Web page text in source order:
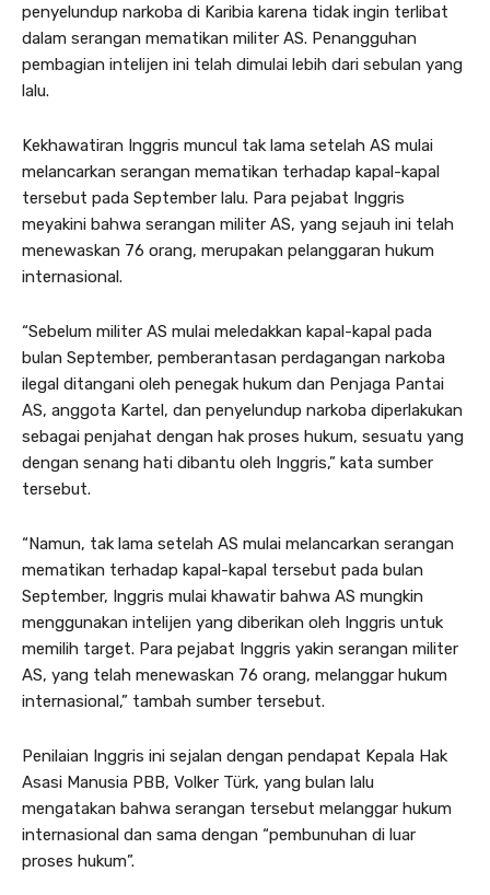
penyelundup narkoba di Karibia karena tidak ingin terlibat
dalam serangan mematikan militer AS. Penangguhan
pembagian intelijen ini telah dimulai lebih dari sebulan yang
lalu.
Kekhawatiran Inggris muncul tak lama setelah AS mulai
melancarkan serangan mematikan terhadap kapal-kapal
tersebut pada September lalu. Para pejabat Inggris
meyakini bahwa serangan militer AS, yang sejauh ini telah
menewaskan 76 orang, merupakan pelanggaran hukum
internasional.
“Sebelum militer AS mulai meledakkan kapal-kapal pada
bulan September, pemberantasan perdagangan narkoba
ilegal ditangani oleh penegak hukum dan Penjaga Pantai
AS, anggota Kartel, dan penyelundup narkoba diperlakukan
sebagai penjahat dengan hak proses hukum, sesuatu yang
dengan senang hati dibantu oleh Inggris,” kata sumber
tersebut.
“Namun, tak lama setelah AS mulai melancarkan serangan
mematikan terhadap kapal-kapal tersebut pada bulan
September, Inggris mulai khawatir bahwa AS mungkin
menggunakan intelijen yang diberikan oleh Inggris untuk
memilih target. Para pejabat Inggris yakin serangan militer
AS, yang telah menewaskan 76 orang, melanggar hukum
internasional,” tambah sumber tersebut.
Penilaian Inggris ini sejalan dengan pendapat Kepala Hak
Asasi Manusia PBB, Volker Türk, yang bulan lalu
mengatakan bahwa serangan tersebut melanggar hukum
internasional dan sama dengan “pembunuhan di luar
proses hukum”.